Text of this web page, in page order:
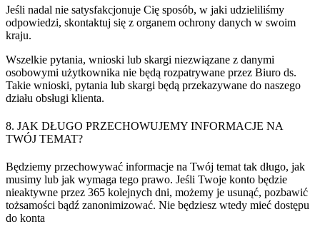
Jeśli nadal nie satysfakcjonuje Cię sposób, w jaki udzieliliśmy
odpowiedzi, skontaktuj się z organem ochrony danych w swoim
kraju.
Wszelkie pytania, wnioski lub skargi niezwiązane z danymi
osobowymi użytkownika nie będą rozpatrywane przez Biuro ds.
Takie wnioski, pytania lub skargi będą przekazywane do naszego
działu obsługi klienta.
8. JAK DŁUGO PRZECHOWUJEMY INFORMACJE NA
TWÓJ TEMAT?
Będziemy przechowywać informacje na Twój temat tak długo, jak
musimy lub jak wymaga tego prawo. Jeśli Twoje konto będzie
nieaktywne przez 365 kolejnych dni, możemy je usunąć, pozbawić
tożsamości bądź zanonimizować. Nie będziesz wtedy mieć dostępu
do konta